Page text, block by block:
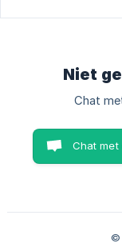
Niet
Chat
Chat met
©